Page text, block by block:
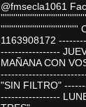
@fmsecla1061
'''''''''''''''''''''''''''''''''''''
1163908172
-----------------
MAÑANA CON
"SIN FILTRO"
-----------------